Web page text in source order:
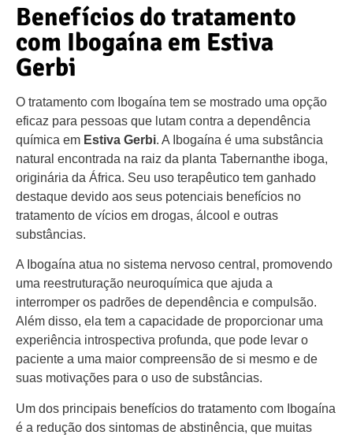
Benefícios do tratamento
com Ibogaína em Estiva
Gerbi
O tratamento com Ibogaína tem se mostrado uma opção
eficaz para pessoas que lutam contra a dependência
química em Estiva Gerbi. A Ibogaína é uma substância
natural encontrada na raiz da planta Tabernanthe iboga,
originária da África. Seu uso terapêutico tem ganhado
destaque devido aos seus potenciais benefícios no
tratamento de vícios em drogas, álcool e outras
substâncias.
A Ibogaína atua no sistema nervoso central, promovendo
uma reestruturação neuroquímica que ajuda a
interromper os padrões de dependência e compulsão.
Além disso, ela tem a capacidade de proporcionar uma
experiência introspectiva profunda, que pode levar o
paciente a uma maior compreensão de si mesmo e de
suas motivações para o uso de substâncias.
Um dos principais benefícios do tratamento com Ibogaína
é a redução dos sintomas de abstinência, que muitas